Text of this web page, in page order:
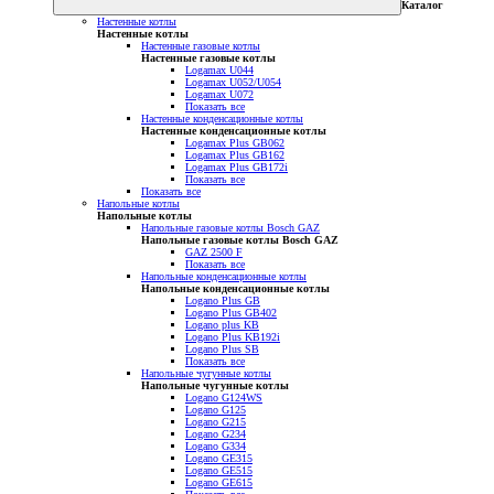
Каталог
Настенные котлы
Настенные котлы
Настенные газовые котлы
Настенные газовые котлы
Logamax U044
Logamax U052/U054
Logamax U072
Показать все
Настенные конденсационные котлы
Настенные конденсационные котлы
Logamax Plus GB062
Logamax Plus GB162
Logamax Plus GB172i
Показать все
Показать все
Напольные котлы
Напольные котлы
Напольные газовые котлы Bosch GAZ
Напольные газовые котлы Bosch GAZ
GAZ 2500 F
Показать все
Напольные конденсационные котлы
Напольные конденсационные котлы
Logano Plus GB
Logano Plus GB402
Logano plus KB
Logano Plus KB192i
Logano Plus SB
Показать все
Напольные чугунные котлы
Напольные чугунные котлы
Logano G124WS
Logano G125
Logano G215
Logano G234
Logano G334
Logano GE315
Logano GE515
Logano GE615